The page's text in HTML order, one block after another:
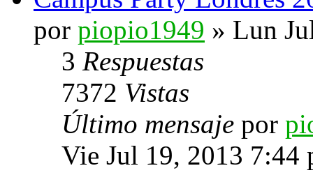
por piopio1949 » Lun
3 Respuestas
7372 Vistas
Último mensaje por
Vie Jul 19, 2013 7:44